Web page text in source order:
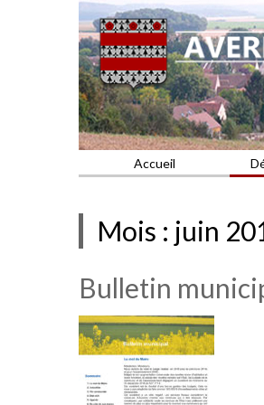
AVERNES
Commune du Val d'Oise
Accueil
Mois : juin
Bulletin